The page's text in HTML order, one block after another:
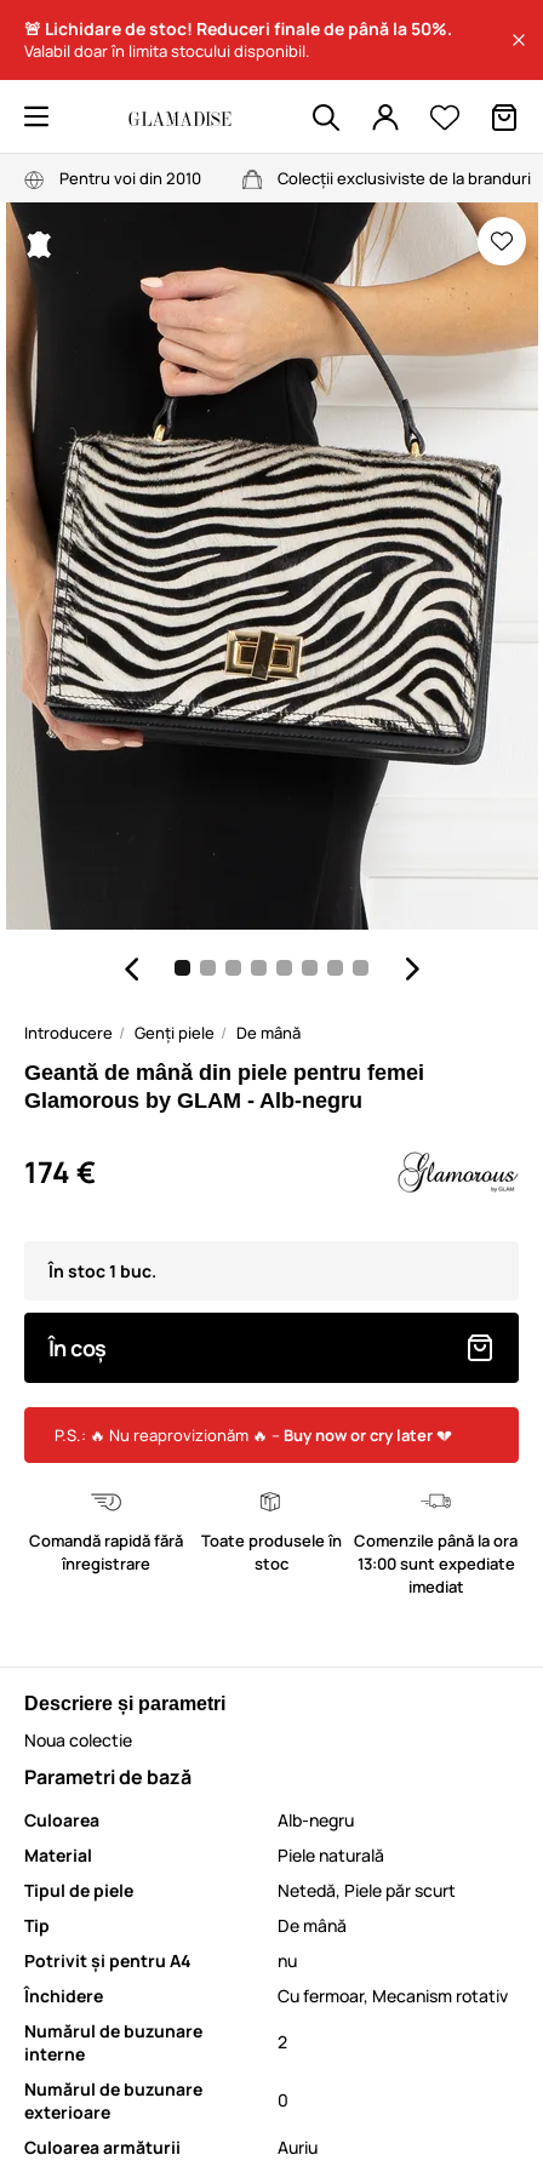
🚨 Lichidare de stoc! Reduceri finale de până la 50%.
Valabil doar în limita stocului disponibil.
Pentru voi din 2010 Colecții exclusiviste de la branduri
Introducere Genți piele De mână
Geantă de mână din piele pentru femei
Glamorous by GLAM - Alb-negru
174 €
În stoc 1 buc.
În coș
P.S.: 🔥 Nu reaprovizionăm 🔥 – Buy now or cry later💔
Comandă rapidă fără
înregistrare
Toate produsele în
stoc
Comenzile până la ora
13:00 sunt expediate
imediat
Descriere și parametri
Noua colectie
Parametri de bază
Culoarea
Alb-negru
Material
Piele naturală
Tipul de piele
Netedă, Piele păr scurt
Tip
De mână
Potrivit și pentru A4
nu
Închidere
Cu fermoar, Mecanism rotativ
Numărul de buzunare
interne
2
Numărul de buzunare
exterioare
0
Culoarea armăturii
Auriu